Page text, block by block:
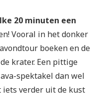
20 minuten een
Vooral in het donker
boeken en de
krater. Een pittige
spektakel dan wel
verder uit de kust